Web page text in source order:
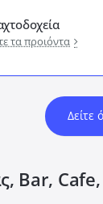
τα προιόντα
Δείτε
Bar,